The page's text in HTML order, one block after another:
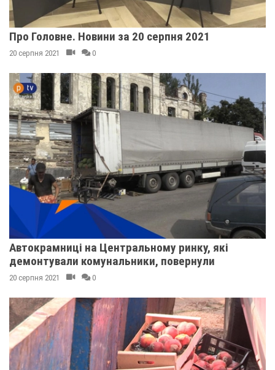
Про Головне. Новини за 20 серпня 2021
20 серпня 2021 0
Автокрамниці на Центральному ринку, які
демонтували комунальники, повернули
20 серпня 2021 0